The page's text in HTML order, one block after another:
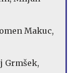
Makuc,
Grmšek,